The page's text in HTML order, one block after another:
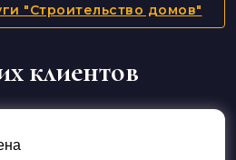
"Строительство домов"
клиентов